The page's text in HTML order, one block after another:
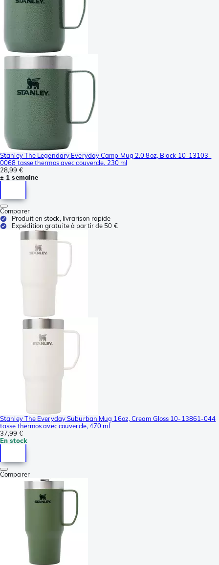
Stanley The Legendary Everyday Camp Mug 2.0 8oz, Black 10-13103-
0068 tasse thermos avec couvercle, 230 ml
28,99 €
± 1 semaine
Comparer
Produit en stock, livrarison rapide
Expédition gratuite à partir de 50 €
Stanley The Everyday Suburban Mug 16oz, Cream Gloss 10-13861-044
tasse thermos avec couvercle, 470 ml
37,99 €
En stock
Comparer